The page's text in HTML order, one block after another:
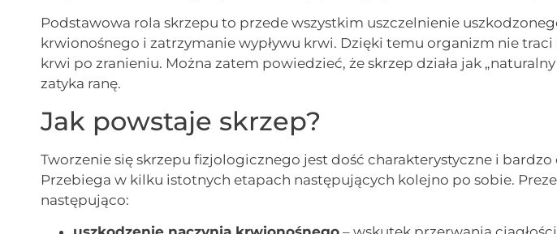
Podstawowa rola skrzepu to przede wszystkim uszczelnienie
krwionośnego i zatrzymanie wypływu krwi. Dzięki temu organizm nie
krwi po zranieniu. Można zatem powiedzieć, że skrzep działa jak
zatyka ranę.
Jak powstaje skrzep?
Tworzenie się skrzepu fizjologicznego jest dość charakterystyczne i
Przebiega w kilku istotnych etapach następujących kolejno po sobie.
następująco: